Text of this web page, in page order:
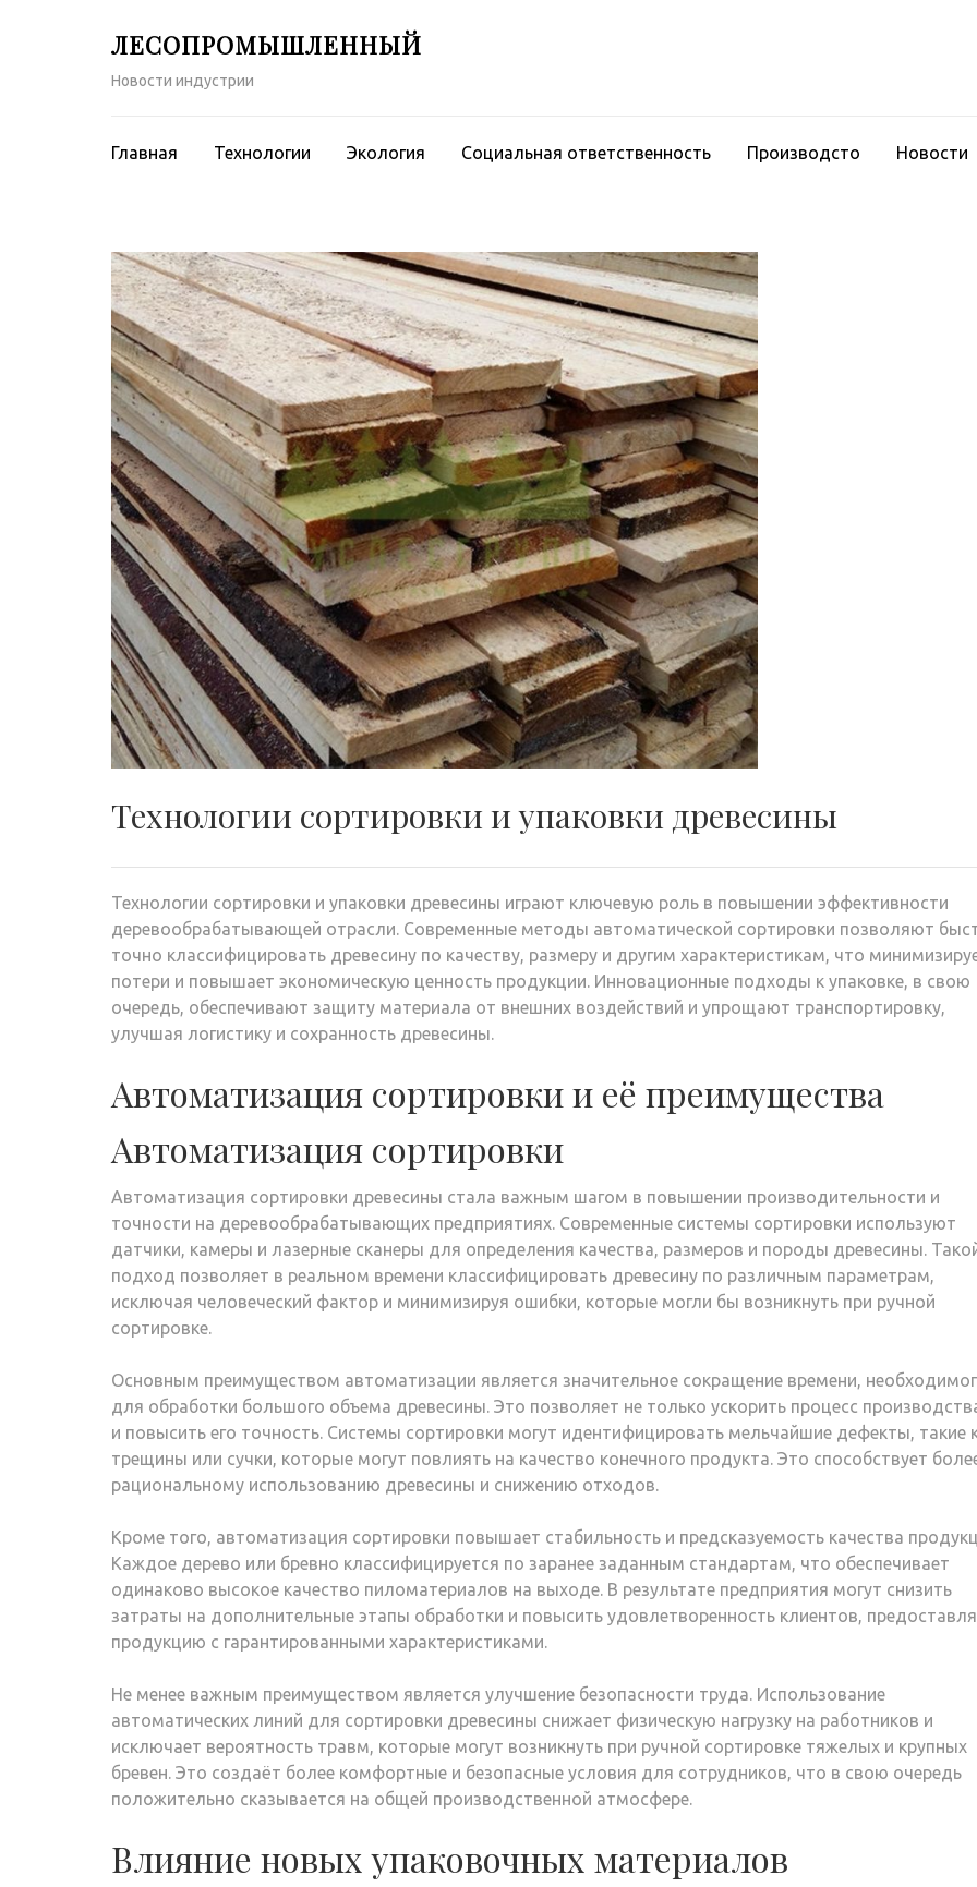
ЛЕСОПРОМЫШЛЕННЫЙ
Новости индустрии
Главная Технологии Экология Социальная ответственность Производсто Новости
Технологии сортировки и упаковки древесины
Технологии сортировки и упаковки древесины играют ключевую роль в повышении эффективности
деревообрабатывающей отрасли. Современные методы автоматической сортировки позволяют
точно классифицировать древесину по качеству, размеру и другим характеристикам, что
потери и повышает экономическую ценность продукции. Инновационные подходы к упаковке, в свою
очередь, обеспечивают защиту материала от внешних воздействий и упрощают транспортировку,
улучшая логистику и сохранность древесины.
Автоматизация сортировки и её преимущества
Автоматизация сортировки
Автоматизация сортировки древесины стала важным шагом в повышении производительности и
точности на деревообрабатывающих предприятиях. Современные системы сортировки используют
датчики, камеры и лазерные сканеры для определения качества, размеров и породы древесины.
подход позволяет в реальном времени классифицировать древесину по различным параметрам,
исключая человеческий фактор и минимизируя ошибки, которые могли бы возникнуть при ручной
сортировке.
Основным преимуществом автоматизации является значительное сокращение времени,
для обработки большого объема древесины. Это позволяет не только ускорить процесс
и повысить его точность. Системы сортировки могут идентифицировать мельчайшие дефекты, такие
трещины или сучки, которые могут повлиять на качество конечного продукта. Это способствует
рациональному использованию древесины и снижению отходов.
Кроме того, автоматизация сортировки повышает стабильность и предсказуемость качества
Каждое дерево или бревно классифицируется по заранее заданным стандартам, что обеспечивает
одинаково высокое качество пиломатериалов на выходе. В результате предприятия могут снизить
затраты на дополнительные этапы обработки и повысить удовлетворенность клиентов,
продукцию с гарантированными характеристиками.
Не менее важным преимуществом является улучшение безопасности труда. Использование
автоматических линий для сортировки древесины снижает физическую нагрузку на работников и
исключает вероятность травм, которые могут возникнуть при ручной сортировке тяжелых и крупных
бревен. Это создаёт более комфортные и безопасные условия для сотрудников, что в свою очередь
положительно сказывается на общей производственной атмосфере.
Влияние новых упаковочных материалов